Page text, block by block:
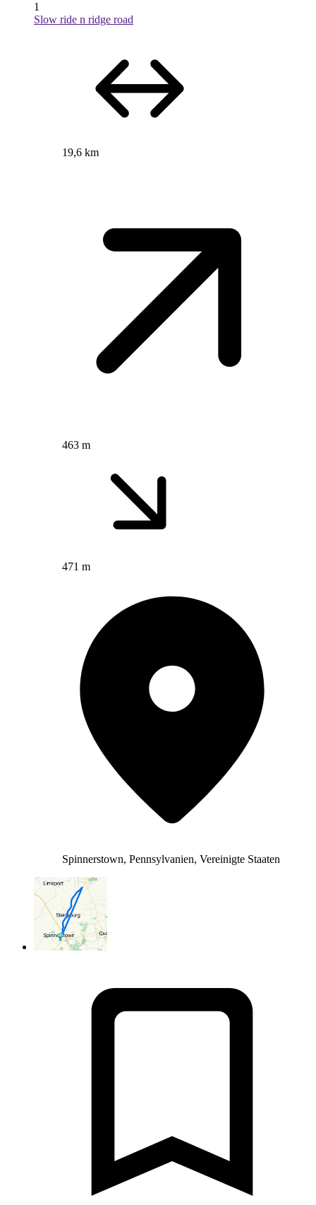
1
Slow ride n ridge road
19,6 km
463 m
471 m
Spinnerstown, Pennsylvanien, Vereinigte Staaten